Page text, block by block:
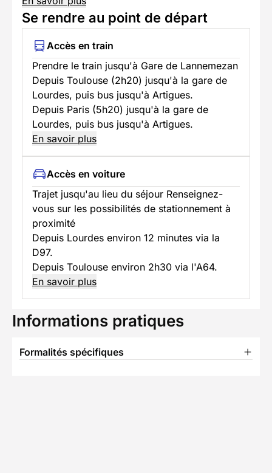
Se rendre au point de départ
Accès en train
Prendre le train jusqu'à Gare de Lannemezan
Depuis Toulouse (2h20) jusqu'à la gare de
Lourdes, puis bus jusqu'à Artigues.
Depuis Paris (5h20) jusqu'à la gare de
Lourdes, puis bus jusqu'à Artigues.
En savoir plus
Accès en voiture
Trajet jusqu'au lieu du séjour Renseignez-
vous sur les possibilités de stationnement à
proximité
Depuis Lourdes environ 12 minutes via la
D97.
Depuis Toulouse environ 2h30 via l'A64.
En savoir plus
Informations pratiques
Formalités spécifiques